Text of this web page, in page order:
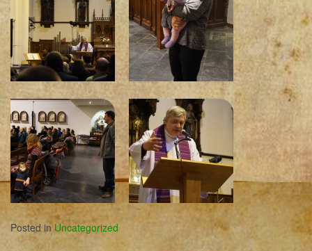
Posted inUncategorized